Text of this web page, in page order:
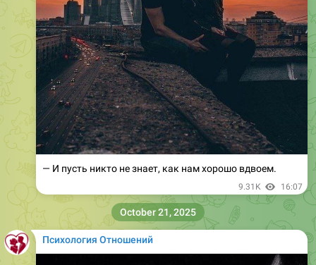
— И пусть никто не знает, как нам хорошо вдвоем.
9.31K 16:07
Психология Отношений
October 21, 2025